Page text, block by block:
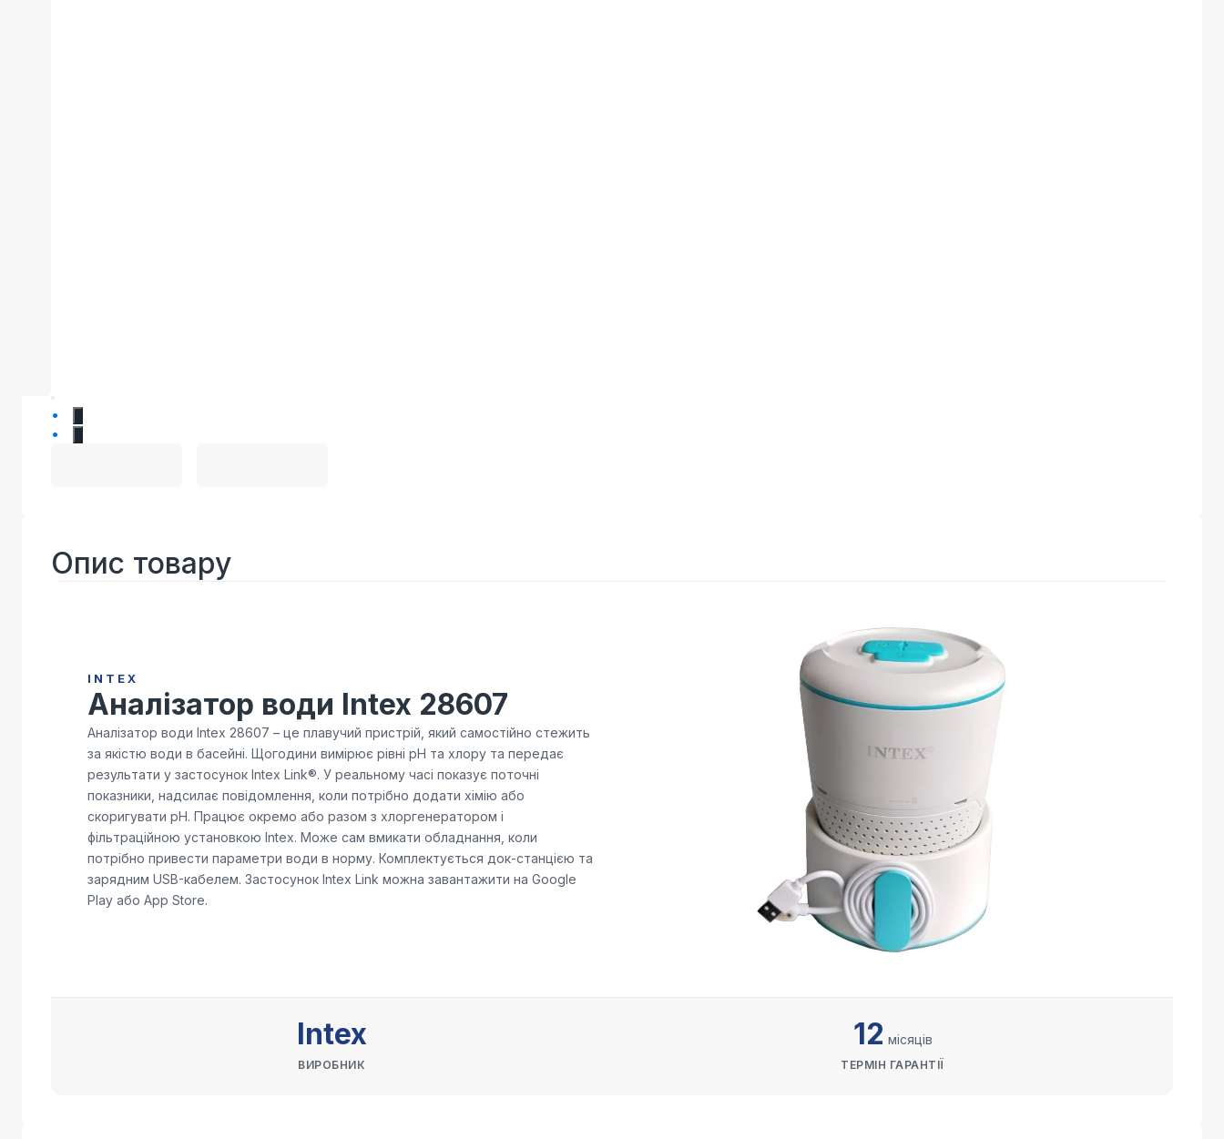
Опис товару
INTEX
Аналізатор води Intex 28607
Аналізатор води Intex 28607 – це плавучий пристрій, який самостійно стежить
за якістю води в басейні. Щогодини вимірює рівні pH та хлору та передає
результати у застосунок Intex Link®. У реальному часі показує поточні
показники, надсилає повідомлення, коли потрібно додати хімію або
скоригувати pH. Працює окремо або разом з хлоргенератором і
фільтраційною установкою Intex. Може сам вмикати обладнання, коли
потрібно привести параметри води в норму. Комплектується док-станцією та
зарядним USB-кабелем. Застосунок Intex Link можна завантажити на Google
Play або App Store.
Intex
ВИРОБНИК
12 місяців
ТЕРМІН ГАРАНТІЇ